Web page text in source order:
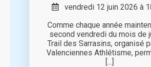
vendredi 12 juin 2026 à
Comme chaque année
second vendredi du mois de
Trail des Sarrasins, organisé
Valenciennes Athlétisme,
[...]